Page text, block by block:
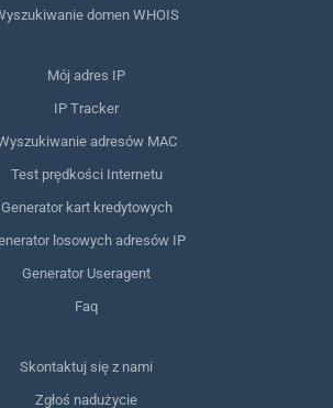
domen WHOIS
Mój adres IP
IP Tracker
adresów MAC
Test prędkości Internetu
Generator kart kredytowych
losowych adresów IP
Generator Useragent
Faq
Skontaktuj się z nami
Zgłoś nadużycie